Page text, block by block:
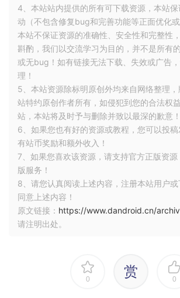
数据模型
有限状态机设计
刚才提到后台管理系统里用到审核、审计、
与业务流程分离，做成三个工具组件。审核
中、审核成功，审核失败。灰度也有待灰度
功、灰度失败四种状态。
假如有一条数据，目前它的状态可以分成数
和无效数据。另外还有审核状态和灰度状态
(可以简单理解成数据库的数据表设计)应该
个数据字段表示呢，还是用一个数据字段来
呢。
这要看情况，一般来说，如果三种状态之前
个状态是互斥的。所以设计成三个字段，程
复杂，因为有些组合是不成立的。这时候更
4、本站站内提供的所有可下载资源，本站
动（不包含修复bug和完善功能等正面优化
本站不保证资源的准确性、安全性和完整性
斟酌，我们以交流学习为目的，并不是所有
或无bug！如有链接无法下载、失效或广告
理！
5、本站资源除标明原创外均来自网络整理
站特约原创作者所有，如侵犯到您的合法权
站，本站将及时予与删除并致以最深的歉意！
6、如果您也有好的资源或教程，您可以投
有站币奖励和额外收入！
7、如果您喜欢该资源，请支持官方正版资
版服务！
8、请您认真阅读上述内容，注册本站用户
同意上述内容！
原文链接： https://www.dandroid.cn/
请注明出处。
0 赏 0